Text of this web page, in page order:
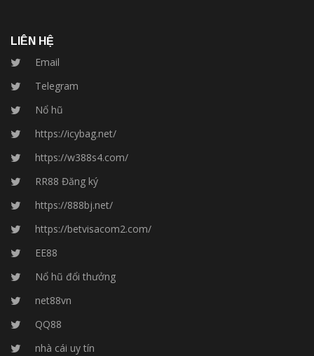
LIÊN HỆ
Email
Telegram
Nổ hũ
https://icybag.net/
https://w388s4.com/
RR88 Đăng ký
https://888bj.net/
https://betvisacom2.com/
EE88
Nổ hũ đổi thưởng
net88vn
QQ88
nhà cái uy tín